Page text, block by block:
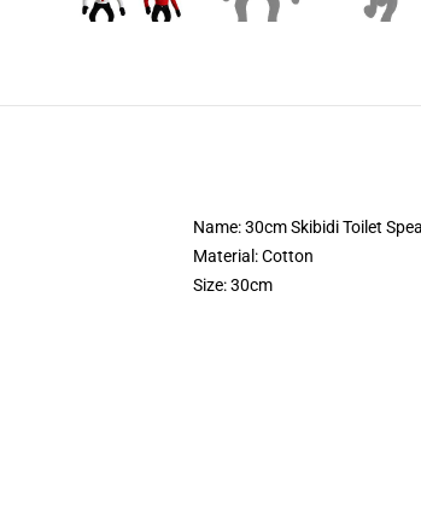
Name: 30cm Skibidi Toilet
Material: Cotton
Size: 30cm